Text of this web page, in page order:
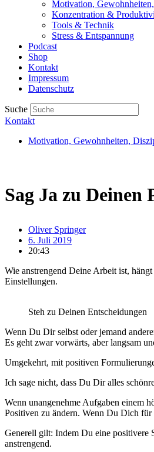
Motivation,
Konzentration &
Tools & Technik
Stress & Entspannung
Podcast
Shop
Kontakt
Impressum
Datenschutz
Suche
Kontakt
Motivation, Gewohnheiten,
Sag Ja zu Deinen
Oliver Springer
6. Juli 2019
20:43
Wie anstrengend Deine Arbeit ist,
Einstellungen.
Steh zu Deinen Entscheidungen
Wenn Du Dir selbst oder jemand
Es geht zwar vorwärts, aber langsam
Umgekehrt, mit positiven
Ich sage nicht, dass Du Dir alles
Wenn unangenehme Aufgaben einem
Positiven zu ändern. Wenn Du Dich für
Generell gilt: Indem Du eine positivere
anstrengend.